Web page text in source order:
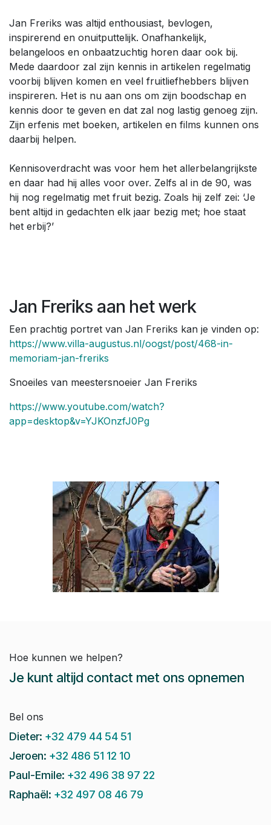
Jan Freriks was altijd enthousiast, bevlogen,
inspirerend en onuitputtelijk. Onafhankelijk,
belangeloos en onbaatzuchtig horen daar ook bij.
Mede daardoor zal zijn kennis in artikelen regelmatig
voorbij blijven komen en veel fruitliefhebbers blijven
inspireren. Het is nu aan ons om zijn boodschap en
kennis door te geven en dat zal nog lastig genoeg zijn.
Zijn erfenis met boeken, artikelen en films kunnen ons
daarbij helpen.
Kennisoverdracht was voor hem het allerbelangrijkste
en daar had hij alles voor over. Zelfs al in de 90, was
hij nog regelmatig met fruit bezig. Zoals hij zelf zei: ‘Je
bent altijd in gedachten elk jaar bezig met; hoe staat
het erbij?’
Jan Freriks aan het werk
Een prachtig portret van Jan Freriks kan je vinden op:
https://www.villa-augustus.nl/oogst/post/468-in-
memoriam-jan-freriks
Snoeiles van meestersnoeier Jan Freriks
https://www.youtube.com/watch?
app=desktop&v=YJKOnzfJ0Pg
Hoe kunnen we helpen?
Je kunt altijd contact met ons opnemen
Bel ons
Dieter: +32 479 44 54 51
Jeroen: +32 486 51 12 10
Paul-Emile: +32 496 38 97 22
Raphaël: +32 497 08 46 79